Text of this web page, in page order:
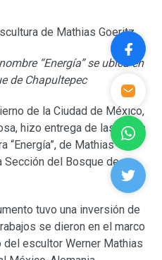
“Energía” se ubica en
de Chapultepec
de la Ciudad de México,
hizo entrega de las obras
“Energía”, de Mathias
Sección del Bosque de
tuvo una inversión de
se dieron en el marco
escultor Werner Mathias